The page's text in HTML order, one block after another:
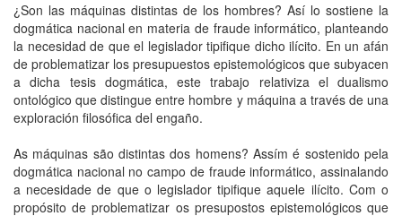
¿Son las máquinas distintas de los hombres? Así lo sostiene la
dogmática nacional en materia de fraude informático, planteando
la necesidad de que el legislador tipifique dicho ilícito. En un afán
de problematizar los presupuestos epistemológicos que subyacen
a dicha tesis dogmática, este trabajo relativiza el dualismo
ontológico que distingue entre hombre y máquina a través de una
exploración filosófica del engaño.
As máquinas são distintas dos homens? Assím é sostenido pela
dogmática nacional no campo de fraude informático, assinalando
a necesidade de que o legislador tipifique aquele ilícito. Com o
propósito de problematizar os presupostos epistemológicos que